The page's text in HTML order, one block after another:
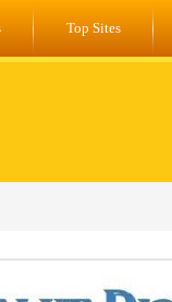
Top Sites